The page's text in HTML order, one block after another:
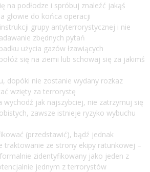
na podłodze i spróbuj znaleźć jakąś
głowie do końca operacji
grupy antyterrorystycznej i nie
zbędnych pytań
użycia gazów łzawiących
się na ziemi lub schowaj się za jakimś
dopóki nie zostanie wydany rozkaz
wzięty za terrorystę
wychodź jak najszybciej, nie zatrzymuj się
zawsze istnieje ryzyko wybuchu
(przedstawić), bądź jednak
traktowanie ze strony ekipy ratunkowej –
zidentyfikowany jako jeden z
jednym z terrorystów